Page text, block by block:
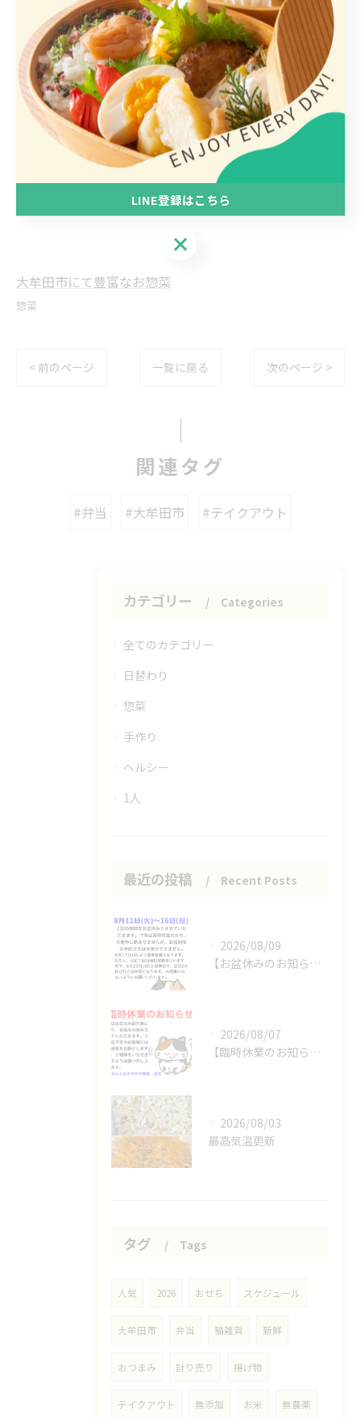
#大牟田市
#テイクアウト
#持ち帰り
#おむすび
#7時まで営業
#お取り置き可能
大牟田市にて豊富なお惣菜
惣菜
< 前のページ 一覧に戻る 次のページ >
関連タグ
#弁当 #大牟田市 #テイクアウト
カテゴリー Categories
全てのカテゴリー
日替わり
惣菜
手作り
ヘルシー
1人
最近の投稿 Recent Posts
2026/08/09
【お盆休みのお知らせ】
2026/08/07
【臨時休業のお知らせ】
2026/08/03
最高気温更新
タグ Tags
人気 2026 おせち スケジュール
大牟田市 弁当 猫雑貨 新鮮
おつまみ 計り売り 揚げ物
テイクアウト 無添加 お米 無農薬
LINE登録はこちら
LINE登録はこちら